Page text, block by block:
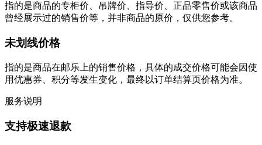
指的是商品的专柜价、吊牌价、指导价、正品零售价或该商品
曾经展示过的销售价等，并非商品的原价，仅供您参考。
未划线价格
指的是商品在邮乐上的销售价格，具体的成交价格可能会因使
用优惠券、积分等发生变化，最终以订单结算页价格为准。
服务说明
支持极速退款